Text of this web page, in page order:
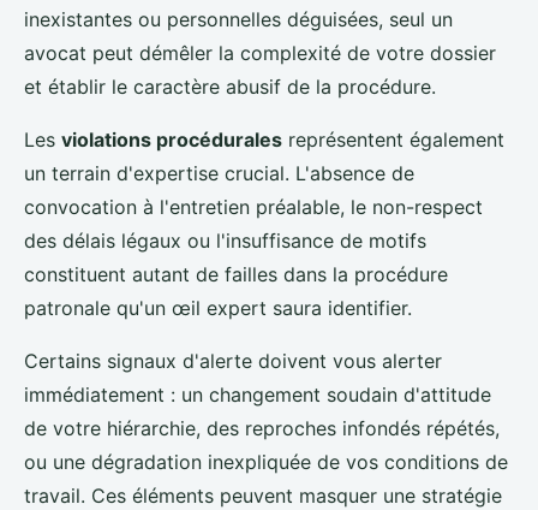
inexistantes ou personnelles déguisées, seul un
avocat peut démêler la complexité de votre dossier
et établir le caractère abusif de la procédure.
Les violations procédurales représentent également
un terrain d'expertise crucial. L'absence de
convocation à l'entretien préalable, le non-respect
des délais légaux ou l'insuffisance de motifs
constituent autant de failles dans la procédure
patronale qu'un œil expert saura identifier.
Certains signaux d'alerte doivent vous alerter
immédiatement : un changement soudain d'attitude
de votre hiérarchie, des reproches infondés répétés,
ou une dégradation inexpliquée de vos conditions de
travail. Ces éléments peuvent masquer une stratégie